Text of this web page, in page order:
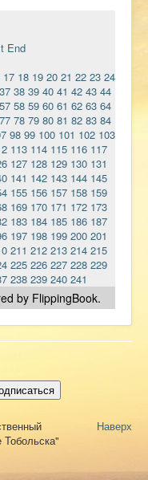
End
17 18 19 20 21 22 23 24
37 38 39 40 41 42 43 44
57 58 59 60 61 62 63 64
77 78 79 80 81 82 83 84
98 99 100 101 102 103
113 114 115 116 117
127 128 129 130 131
141 142 143 144 145
155 156 157 158 159
169 170 171 172 173
183 184 185 186 187
197 198 199 200 201
211 212 213 214 215
225 226 227 228 229
238 239 240 241
by FlippingBook.
Наверх